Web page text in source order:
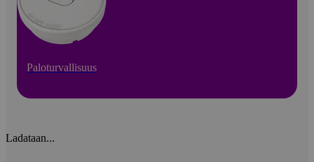
Paloturvallisuus
Ladataan...